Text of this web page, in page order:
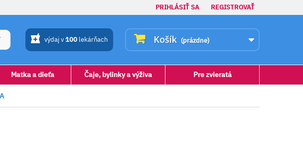
PRIHLÁSIŤ SA REGISTROVAŤ
Košík (prázdne)
výdaj v100 lekárňach
Matka a dieťa Čaje, bylinky a výživa Pre zvieratá